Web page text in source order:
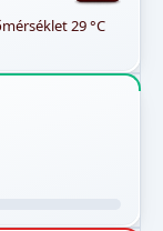
29 °C